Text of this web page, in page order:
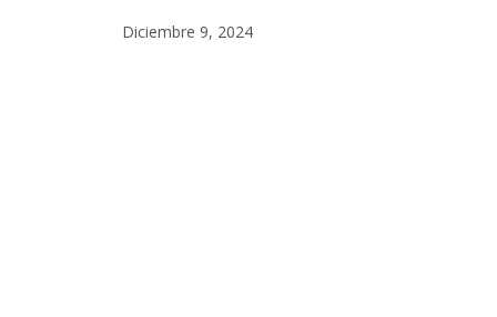
Diciembre 9, 2024